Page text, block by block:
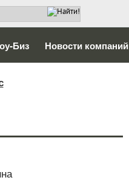
Биз Новости компаний